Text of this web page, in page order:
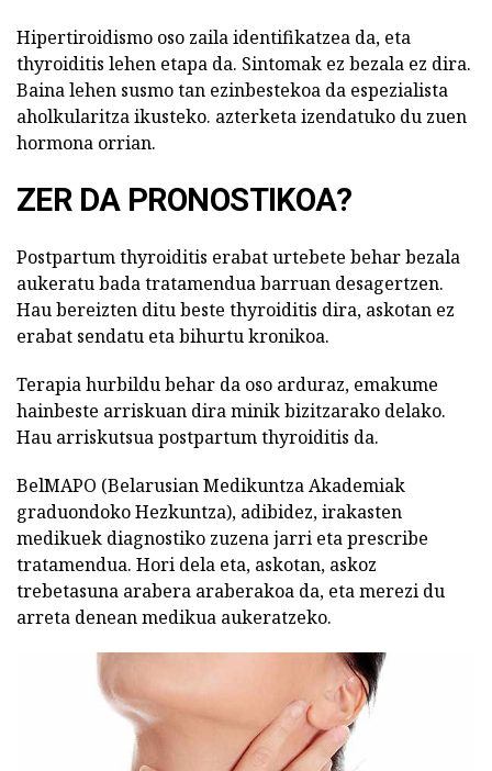
Hipertiroidismo oso zaila identifikatzea da, eta
thyroiditis lehen etapa da. Sintomak ez bezala ez dira.
Baina lehen susmo tan ezinbestekoa da espezialista
aholkularitza ikusteko. azterketa izendatuko du zuen
hormona orrian.
ZER DA PRONOSTIKOA?
Postpartum thyroiditis erabat urtebete behar bezala
aukeratu bada tratamendua barruan desagertzen.
Hau bereizten ditu beste thyroiditis dira, askotan ez
erabat sendatu eta bihurtu kronikoa.
Terapia hurbildu behar da oso arduraz, emakume
hainbeste arriskuan dira minik bizitzarako delako.
Hau arriskutsua postpartum thyroiditis da.
BelMAPO (Belarusian Medikuntza Akademiak
graduondoko Hezkuntza), adibidez, irakasten
medikuek diagnostiko zuzena jarri eta prescribe
tratamendua. Hori dela eta, askotan, askoz
trebetasuna arabera araberakoa da, eta merezi du
arreta denean medikua aukeratzeko.